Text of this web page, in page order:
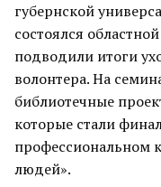
губернской
состоялся
подводили итоги
волонтера. На
библиотечные
которые стали
профессиональном
людей».